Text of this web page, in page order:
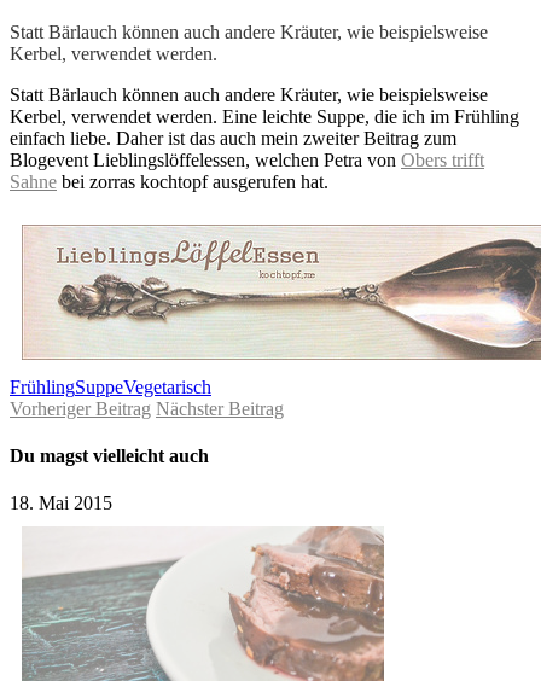
Statt Bärlauch können auch andere Kräuter, wie beispielsweise
Kerbel, verwendet werden.
Statt Bärlauch können auch andere Kräuter, wie beispielsweise
Kerbel, verwendet werden. Eine leichte Suppe, die ich im Frühling
einfach liebe. Daher ist das auch mein zweiter Beitrag zum
Blogevent Lieblingslöffelessen, welchen Petra von Obers trifft
Sahne bei zorras kochtopf ausgerufen hat.
FrühlingSuppeVegetarisch
Vorheriger Beitrag Nächster Beitrag
Du magst vielleicht auch
18. Mai 2015